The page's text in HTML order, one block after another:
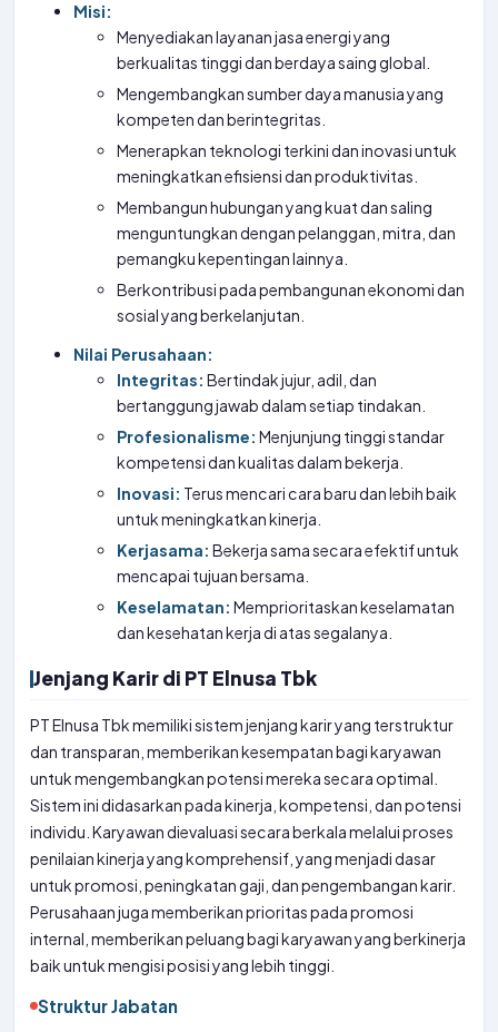
Misi:
Menyediakan layanan jasa energi yang
berkualitas tinggi dan berdaya saing global.
Mengembangkan sumber daya manusia yang
kompeten dan berintegritas.
Menerapkan teknologi terkini dan inovasi untuk
meningkatkan efisiensi dan produktivitas.
Membangun hubungan yang kuat dan saling
menguntungkan dengan pelanggan, mitra, dan
pemangku kepentingan lainnya.
Berkontribusi pada pembangunan ekonomi dan
sosial yang berkelanjutan.
Nilai Perusahaan:
Integritas: Bertindak jujur, adil, dan
bertanggung jawab dalam setiap tindakan.
Profesionalisme: Menjunjung tinggi standar
kompetensi dan kualitas dalam bekerja.
Inovasi: Terus mencari cara baru dan lebih baik
untuk meningkatkan kinerja.
Kerjasama: Bekerja sama secara efektif untuk
mencapai tujuan bersama.
Keselamatan: Memprioritaskan keselamatan
dan kesehatan kerja di atas segalanya.
Jenjang Karir di PT Elnusa Tbk
PT Elnusa Tbk memiliki sistem jenjang karir yang terstruktur
dan transparan, memberikan kesempatan bagi karyawan
untuk mengembangkan potensi mereka secara optimal.
Sistem ini didasarkan pada kinerja, kompetensi, dan potensi
individu. Karyawan dievaluasi secara berkala melalui proses
penilaian kinerja yang komprehensif, yang menjadi dasar
untuk promosi, peningkatan gaji, dan pengembangan karir.
Perusahaan juga memberikan prioritas pada promosi
internal, memberikan peluang bagi karyawan yang berkinerja
baik untuk mengisi posisi yang lebih tinggi.
Struktur Jabatan